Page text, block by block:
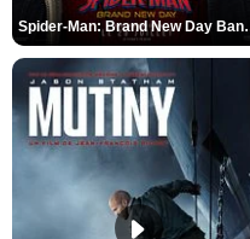
Spider-Man: